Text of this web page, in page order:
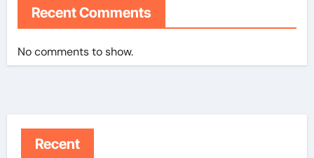
Recent Comments
No comments to show.
Recent